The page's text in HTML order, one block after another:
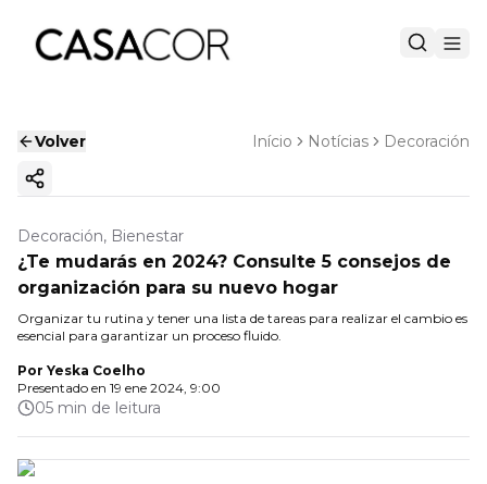
Volver Início Notícias Decoración
Copiar enlace
Decoración, Bienestar
¿Te mudarás en 2024? Consulte 5 consejos de
organización para su nuevo hogar
Organizar tu rutina y tener una lista de tareas para realizar el cambio es
esencial para garantizar un proceso fluido.
Por Yeska Coelho
Presentado en 19 ene 2024, 9:00
05 min de leitura